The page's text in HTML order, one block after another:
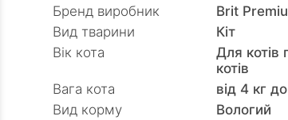
Бренд виробник
Brit
Вид тварини
Кiт
Вік кота
Для котів
котів
Вага кота
від 4 кг
Вид корму
Вологий